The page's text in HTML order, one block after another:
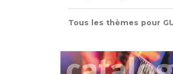
Tous les thèmes pour